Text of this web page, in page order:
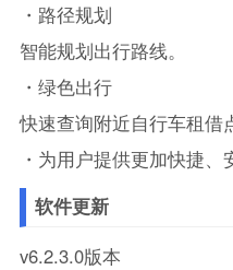
・路径规划
智能规划出行路线。
・绿色出行
快速查询附近自行车租借
・为用户提供更加快捷
软件更新
v6.2.3.0版本